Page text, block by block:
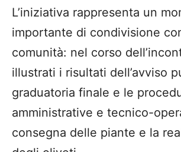
L’iniziativa rappresenta un
importante di condivisione
comunità: nel corso
illustrati i risultati dell’avviso
graduatoria finale e le
amministrative e tecnico-
consegna delle piante e la